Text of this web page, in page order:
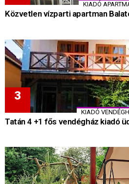
KIADÓ
Közvetlen vízparti apartman
KIADÓ
Tatán 4 +1 fős vendégház kiadó